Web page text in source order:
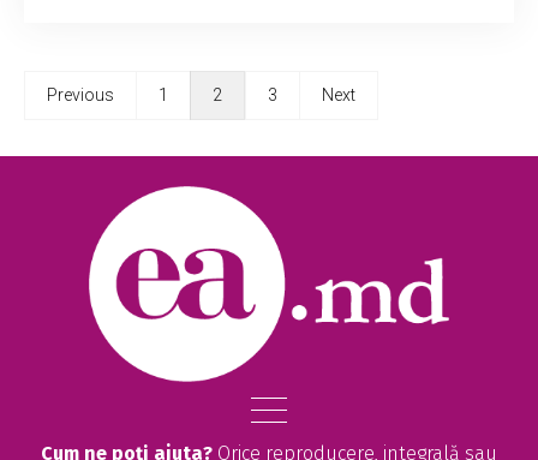
Previous 1 2 3 Next
Cum ne poți ajuta? Orice reproducere, integrală sau